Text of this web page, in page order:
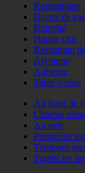
Romantique
Bistrot de
Branché
Happy chic
Restaurant
Atypique
Auberge
Table d'hôte
Au bord de
Charme
Au vert
Premières
Terrasses
Toutes les